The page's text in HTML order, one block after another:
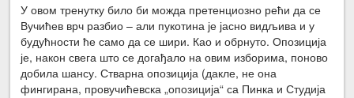
У овом тренутку било би можда претенциозно рећи да се
Вучићев врч разбио – али пукотина је јасно видљива и у
будућности ће само да се шири. Као и обрнуто. Опозиција
је, након свега што се догађало на овим изборима, поново
добила шансу. Стварна опозиција (дакле, не она
фингирана, провучићевска „опозиција“ са Пинка и Студија